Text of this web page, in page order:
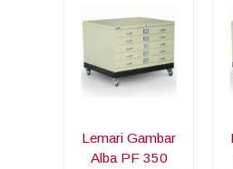
Lemari Gambar
Alba PF 350